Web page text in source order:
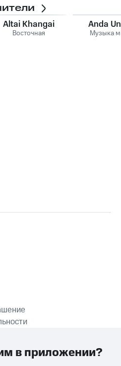
Altai Khangai
Восточная
Anda
Музыка
ПРИЛОЖЕНИЕ